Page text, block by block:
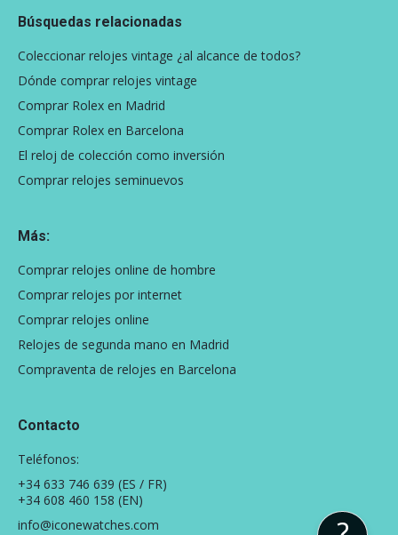
Búsquedas relacionadas
Coleccionar relojes vintage ¿al alcance de todos?
Dónde comprar relojes vintage
Comprar Rolex en Madrid
Comprar Rolex en Barcelona
El reloj de colección como inversión
Comprar relojes seminuevos
Más:
Comprar relojes online de hombre
Comprar relojes por internet
Comprar relojes online
Relojes de segunda mano en Madrid
Compraventa de relojes en Barcelona
Contacto
Teléfonos:
+34 633 746 639 (ES / FR)
+34 608 460 158 (EN)
info@iconewatches.com